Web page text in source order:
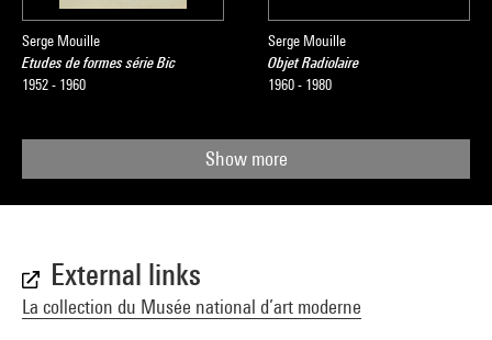
Serge Mouille
Etudes de formes série Bic
1952 - 1960
Serge Mouille
Objet Radiolaire
1960 - 1980
Show more
External links
La collection du Musée national d’art moderne